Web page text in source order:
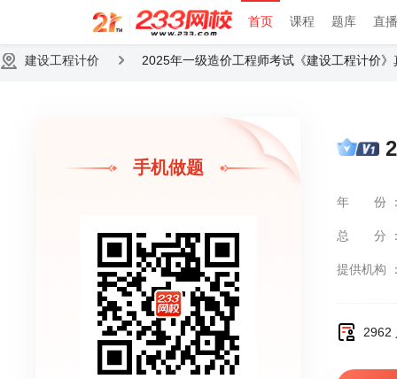
首页 课程 题库 直
建设工程计价 2025年一级造价工程师考试《建设工程计价》
手机做题
年份
总分
提供机构
2962